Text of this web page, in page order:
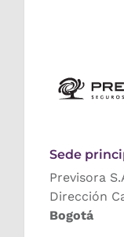
Sede
Previsora
Dirección
Bogotá